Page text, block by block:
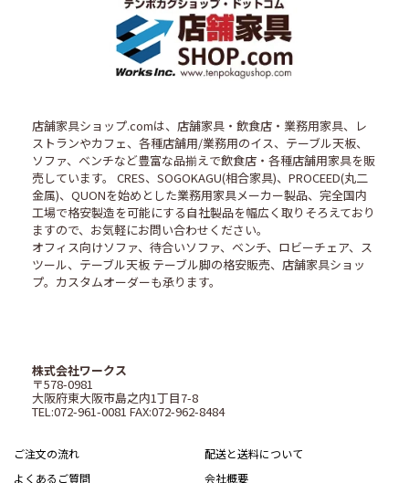
店舗家具ショップ.comは、店舗家具・飲食店・業務用家具、レ
ストランやカフェ、各種店舗用/業務用のイス、テーブル天板、
ソファ、ベンチなど豊富な品揃えで飲食店・各種店舗用家具を販
売しています。 CRES、SOGOKAGU(相合家具)、PROCEED(丸二
金属)、QUONを始めとした業務用家具メーカー製品、完全国内
工場で格安製造を可能にする自社製品を幅広く取りそろえており
ますので、お気軽にお問い合わせください。
オフィス向けソファ、待合いソファ、ベンチ、ロビーチェア、ス
ツール、テーブル天板 テーブル脚の格安販売、店舗家具ショッ
プ。カスタムオーダーも承ります。
株式会社ワークス
〒578-0981
大阪府東大阪市島之内1丁目7-8
TEL:072-961-0081 FAX:072-962-8484
ご注文の流れ
配送と送料について
よくあるご質問
会社概要